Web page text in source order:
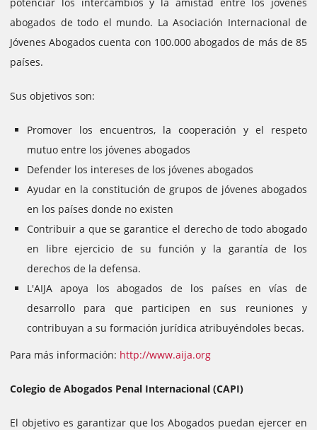
abogados de todo el mundo. La Asociación Internacional de
Jóvenes Abogados cuenta con 100.000 abogados de más de 85
países.
Sus objetivos son:
Promover los encuentros, la cooperación y el respeto
mutuo entre los jóvenes abogados
Defender los intereses de los jóvenes abogados
Ayudar en la constitución de grupos de jóvenes abogados
en los países donde no existen
Contribuir a que se garantice el derecho de todo abogado
en libre ejercicio de su función y la garantía de los
derechos de la defensa.
L'AIJA apoya los abogados de los países en vías de
desarrollo para que participen en sus reuniones y
contribuyan a su formación jurídica atribuyéndoles becas.
Para más información: http://www.aija.org
Colegio de Abogados Penal Internacional (CAPI)
El objetivo es garantizar que los Abogados puedan ejercer en